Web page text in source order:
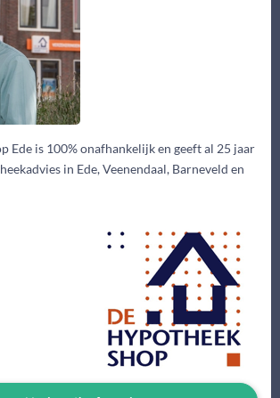
Ede is 100% onafhankelijk en geeft al 25 jaar
in Ede, Veenendaal, Barneveld en